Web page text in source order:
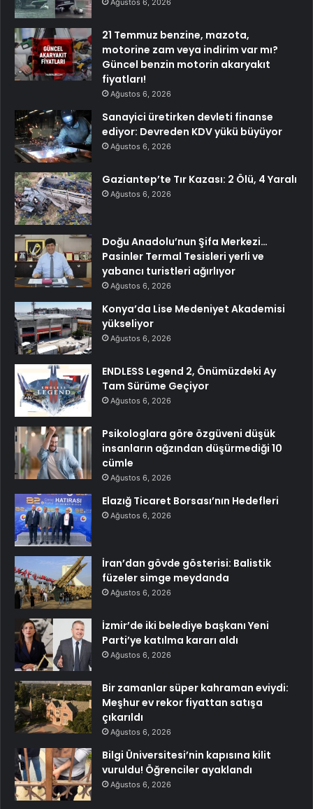
21 Temmuz benzine, mazota,
motorine zam veya indirim var mı?
Güncel benzin motorin akaryakıt
fiyatları!
Ağustos 6, 2026
Sanayici üretirken devleti finanse
ediyor: Devreden KDV yükü büyüyor
Ağustos 6, 2026
Gaziantep’te Tır Kazası: 2 Ölü, 4 Yaralı
Ağustos 6, 2026
Doğu Anadolu’nun Şifa Merkezi…
Pasinler Termal Tesisleri yerli ve
yabancı turistleri ağırlıyor
Ağustos 6, 2026
Konya’da Lise Medeniyet Akademisi
yükseliyor
Ağustos 6, 2026
ENDLESS Legend 2, Önümüzdeki Ay
Tam Sürüme Geçiyor
Ağustos 6, 2026
Psikologlara göre özgüveni düşük
insanların ağzından düşürmediği 10
cümle
Ağustos 6, 2026
Elazığ Ticaret Borsası’nın Hedefleri
Ağustos 6, 2026
İran’dan gövde gösterisi: Balistik
füzeler simge meydanda
Ağustos 6, 2026
İzmir’de iki belediye başkanı Yeni
Parti’ye katılma kararı aldı
Ağustos 6, 2026
Bir zamanlar süper kahraman eviydi:
Meşhur ev rekor fiyattan satışa
çıkarıldı
Ağustos 6, 2026
Bilgi Üniversitesi’nin kapısına kilit
vuruldu! Öğrenciler ayaklandı
Ağustos 6, 2026